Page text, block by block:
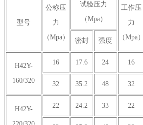
型号
公称压
力
（Mpa）
试验压力
（Mpa）
工作压
力
（Mpa）
密封 强度
H42Y-
160/320
16 17.6 24
16
32 35.2 48 32
H42Y-
22 24.2 33
22